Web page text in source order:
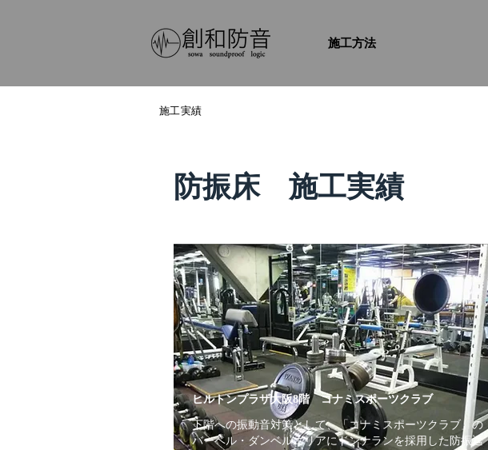
施工方法
施工実績
防振床 施工実績
ヒルトンプラザ大阪8階 コナミスポーツクラブ
下階への振動音対策として、「コナミスポーツクラブ」の
バーベル・ダンベルエリアにドンナランを採用した防振遮